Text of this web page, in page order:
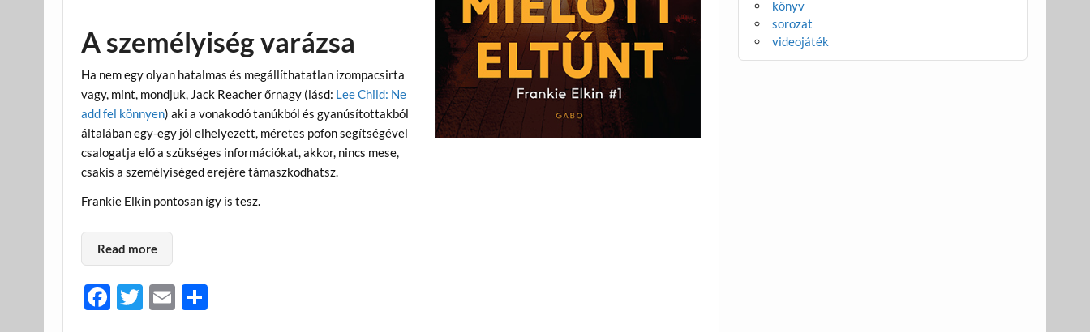
A személyiség varázsa
Ha nem egy olyan hatalmas és megállíthatatlan izompacsirta
vagy, mint, mondjuk, Jack Reacher őrnagy (lásd: Lee Child: Ne
add fel könnyen) aki a vonakodó tanúkból és gyanúsítottakból
általában egy-egy jól elhelyezett, méretes pofon segítségével
csalogatja elő a szükséges információkat, akkor, nincs mese,
csakis a személyiséged erejére támaszkodhatsz.
Frankie Elkin pontosan így is tesz.
Read more
F
T
E
könyv
sorozat
videojáték